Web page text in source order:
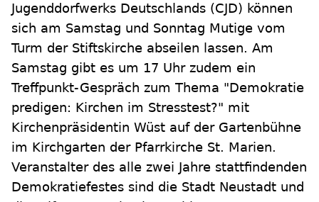
Jugenddorfwerks Deutschlands (CJD) können
sich am Samstag und Sonntag Mutige vom
Turm der Stiftskirche abseilen lassen. Am
Samstag gibt es um 17 Uhr zudem ein
Treffpunkt-Gespräch zum Thema "Demokratie
predigen: Kirchen im Stresstest?" mit
Kirchenpräsidentin Wüst auf der Gartenbühne
im Kirchgarten der Pfarrkirche St. Marien.
Veranstalter des alle zwei Jahre stattfindenden
Demokratiefestes sind die Stadt Neustadt und